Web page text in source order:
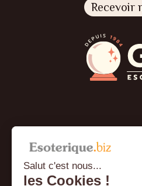
Salut c'est nous...
les Cookies !
Recevoir